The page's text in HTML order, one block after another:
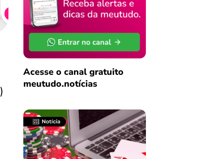
)
Acesse o canal gratuito
meutudo.notícias